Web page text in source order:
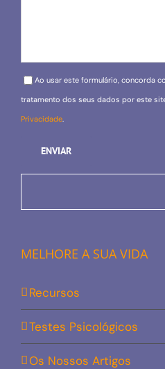
Please leave this field empty.
Ao usar este formulário, concorda
tratamento dos seus dados por este
Privacidade
MELHORE A SUA VIDA
Recursos
Testes Psicológicos
Os Nossos Artigos